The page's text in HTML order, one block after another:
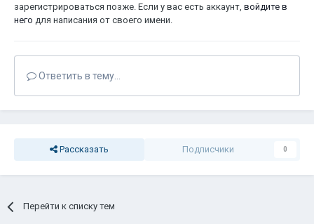
зарегистрироваться позже. Если у вас есть аккаунт, войдите в
него для написания от своего имени.
Ответить в тему...
Рассказать Подписчики 0
Перейти к списку тем